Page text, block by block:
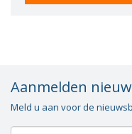
Aanmelden
Meld u aan voor de